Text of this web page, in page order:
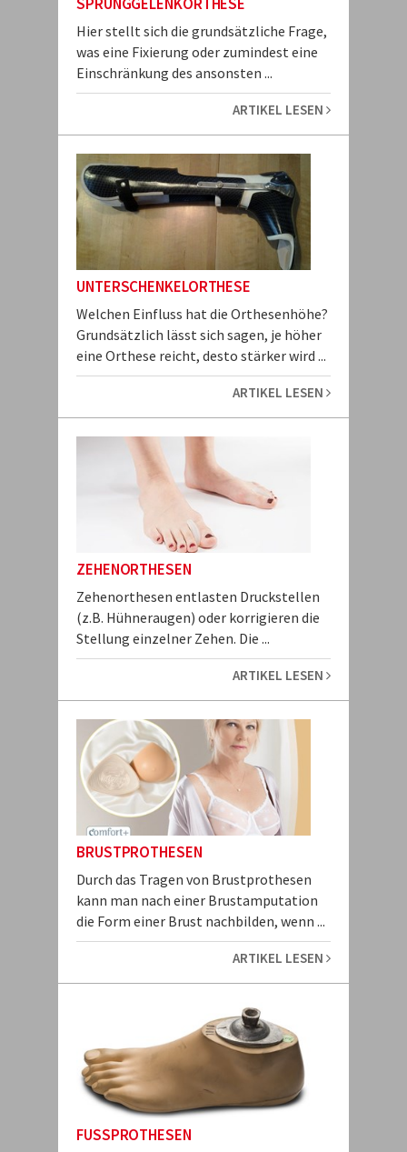
Hier stellt sich die grundsätzliche Frage,
was eine Fixierung oder zumindest eine
Einschränkung des ansonsten ...
ARTIKEL LESEN
UNTERSCHENKELORTHESE
Welchen Einfluss hat die Orthesenhöhe?
Grundsätzlich lässt sich sagen, je höher
eine Orthese reicht, desto stärker wird ...
ARTIKEL LESEN
ZEHENORTHESEN
Zehenorthesen entlasten Druckstellen
(z.B. Hühneraugen) oder korrigieren die
Stellung einzelner Zehen. Die ...
ARTIKEL LESEN
BRUSTPROTHESEN
Durch das Tragen von Brustprothesen
kann man nach einer Brustamputation
die Form einer Brust nachbilden, wenn ...
ARTIKEL LESEN
FUSSPROTHESEN